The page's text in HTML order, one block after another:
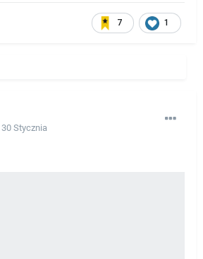
7 1
30 Stycznia